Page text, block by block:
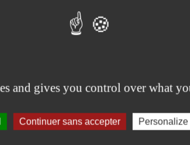
and gives you control over what
Continuer sans accepter Personalize